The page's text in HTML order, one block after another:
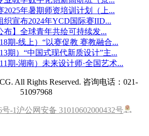
2025年暑期师资培训计划（上...
织宣布2024年YCD国际赛IID...
布】全球青年共绘可持续发...
期-线上）“以赛促教 赛教融合...
期）“中国式现代新质设计”主...
期-湖南）未来设计师·全国艺术...
All Rights Reserved. 咨询电话：021-
51097968
-1沪公网安备 31010602000432号